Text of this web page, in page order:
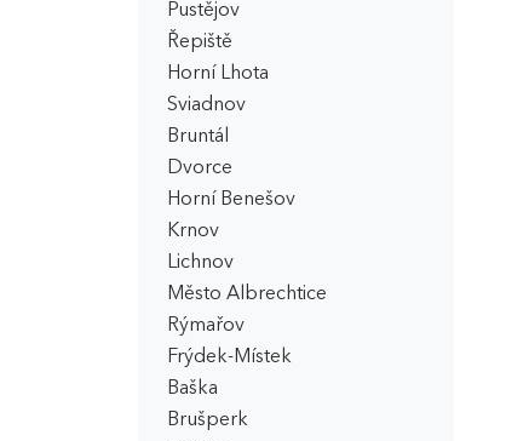
Pustějov
Řepiště
Horní Lhota
Sviadnov
Bruntál
Dvorce
Horní Benešov
Krnov
Lichnov
Město Albrechtice
Rýmařov
Frýdek-Místek
Baška
Brušperk